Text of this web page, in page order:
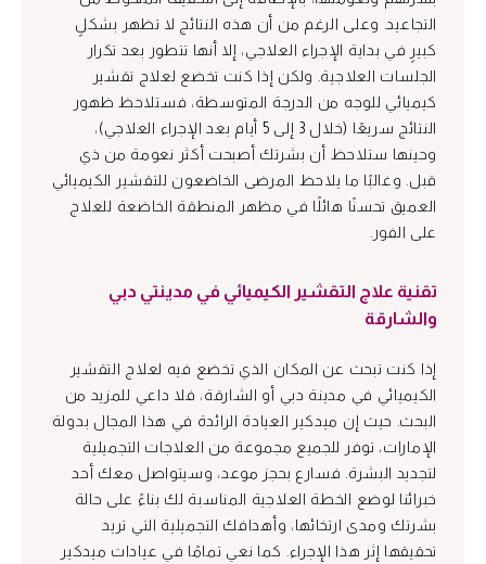
التجاعيد. وعلى الرغم من أن هذه النتائج لا تظهر بشكلٍ
كبيرٍ في بداية الإجراء العلاجي، إلا أنها تتطور بعد تكرار
الجلسات العلاجية. ولكن إذا كنت تخضع لعلاج تقشير
كيميائي للوجه من الدرجة المتوسطة، فستلاحظ ظهور
النتائج سريعًا (خلال 3 إلى 5 أيام بعد الإجراء العلاجي)،
وحينها ستلاحظ أن بشرتك أصبحت أكثر نعومة من ذي
قبل. وغالبًا ما يلاحظ المرضى الخاضعون للتقشير الكيميائي
العميق تحسنًا هائلًا في مظهر المنطقة الخاضعة للعلاج
على الفور.
تقنية علاج التقشير الكيميائي في مدينتي دبي
والشارقة
إذا كنت تبحث عن المكان الذي تخضع فيه لعلاج التقشير
الكيميائي في مدينة دبي أو الشارقة، فلا داعي للمزيد من
البحث. حيث إن ميدكير العيادة الرائدة في هذا المجال بدولة
الإمارات، توفر للجميع مجموعة من العلاجات التجميلية
لتجديد البشرة. فسارع بحجز موعد، وسيتواصل معك أحد
خبرائنا لوضع الخطة العلاجية المناسبة لك بناءً على حالة
بشرتك ومدى ارتخائها، وأهدافك التجميلية التي تريد
تحقيقها إثر هذا الإجراء. كما نعي تمامًا في عيادات ميدكير